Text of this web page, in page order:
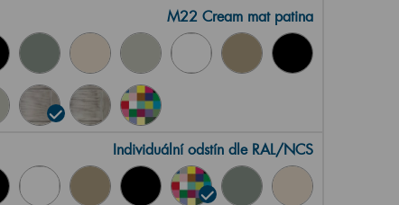
M22 Cream mat patina
Individuální odstín dle RAL/NCS